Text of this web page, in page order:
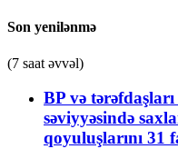
Son yenilənmə
(7 saat əvvəl)
BP və
səviyyəsində
qoyuluşlarını 31